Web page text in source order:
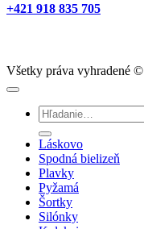
+421 918 835 705
Všetky práva vyhradené ©
Hľadať:
Láskovo
Spodná bielizeň
Plavky
Pyžamá
Šortky
Silónky